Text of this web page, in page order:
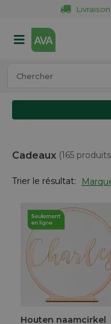
Cadeaux (165
Trier le résultat:
Houten naamcirkel